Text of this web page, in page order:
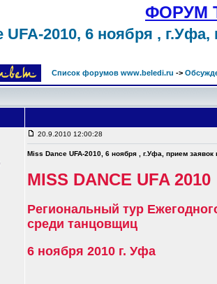
ФОРУМ
UFA-2010, 6 ноября ,
Список форумов www.beledi.ru ->
20.9.2010 12:00:28
Miss Dance UFA-2010, 6 ноября , г.Уфа, прием заявок
MISS DANCE UFA 2010
Региональный тур
среди танцовщиц
6 ноября 2010 г. Уфа